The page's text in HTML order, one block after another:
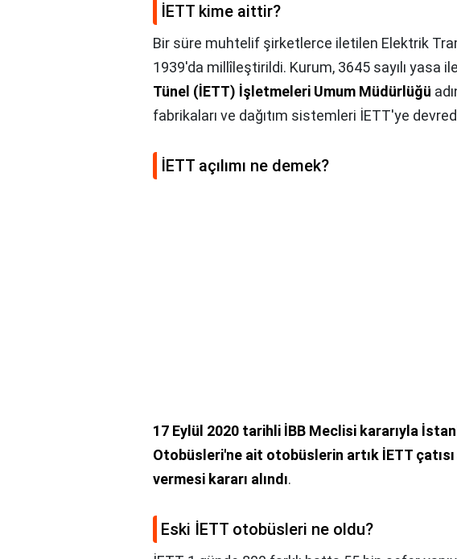
İETT kime aittir?
Bir süre muhtelif şirketlerce iletilen Elektrik
1939'da millîleştirildi. Kurum, 3645 sayılı yasa ile
Tünel (İETT) İşletmeleri Umum Müdürlüğü
fabrikaları ve dağıtım sistemleri İETT'ye
İETT açılımı ne demek?
17 Eylül 2020 tarihli İBB Meclisi kararıyla
Otobüsleri'ne ait otobüslerin artık İETT
vermesi kararı alındı.
Eski İETT otobüsleri ne oldu?